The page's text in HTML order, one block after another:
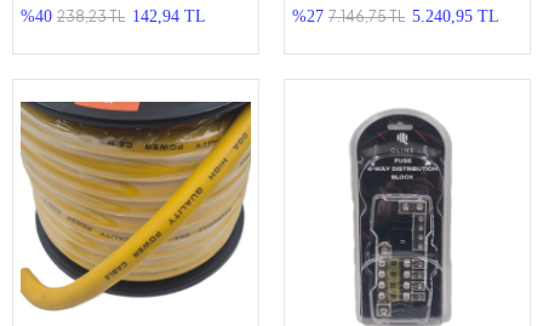
%40 238,23 TL 142,94 TL %27 7.146,75 TL 5.240,95 TL